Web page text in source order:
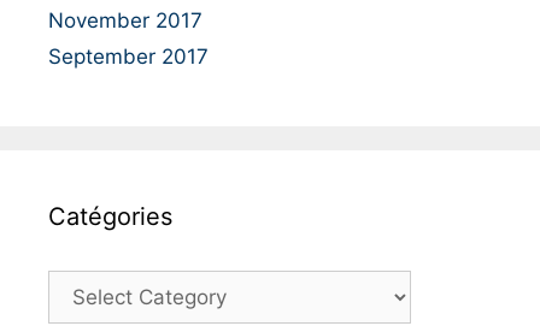
November 2017
September 2017
Catégories